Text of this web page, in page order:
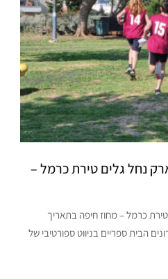
בפארק נחל גלים טירת כרמל –
טירת כרמל – מחוז חיפה בתאריך
הבית ספריים בניווט ספורטיבי של